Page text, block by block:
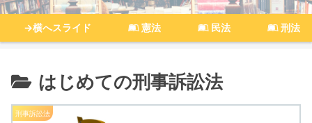
→横へスライド 憲法 民法 刑法
はじめての刑事訴訟法
刑事訴訟法